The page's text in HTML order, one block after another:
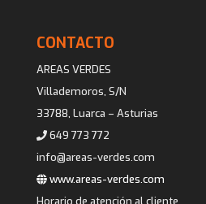
CONTACTO
AREAS VERDES
Villademoros, S/N
33788, Luarca – Asturias
649 773 772
info@areas-verdes.com
www.areas-verdes.com